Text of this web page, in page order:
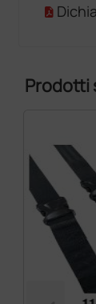
Prodotti